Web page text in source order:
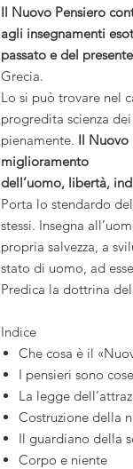
Il Nuovo Pensiero
agli insegnamenti
passato e del presente
Grecia.
Lo si può trovare nel
progredita scienza
pienamente. Il Nuovo
miglioramento
dell’uomo, libertà,
Porta lo stendardo
stessi. Insegna
propria salvezza, a
stato di uomo, ad
Predica la dottrina
Indice
Che cosa è il
I pensieri sono cose
La legge
Costruzione della
Il guardiano della
Corpo e niente